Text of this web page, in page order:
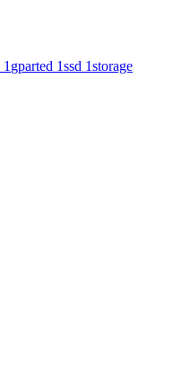
1 gparted 1ssd 1storage